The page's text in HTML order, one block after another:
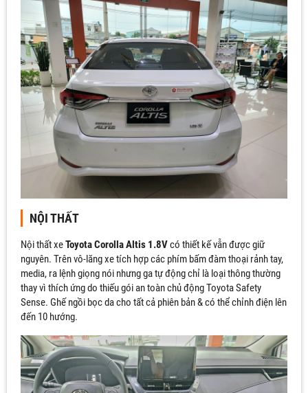
NỘI THẤT
Nội thất xeToyota Corolla Altis 1.8Vcó thiết kế vẫn được giữ
nguyên. Trên vô-lăng xe tích hợp các phím bấm đàm thoại rảnh tay,
media, ra lệnh giọng nói nhưng ga tự động chỉ là loại thông thường
thay vì thích ứng do thiếu gói an toàn chủ động Toyota Safety
Sense. Ghế ngồi bọc da cho tất cả phiên bản & có thể chỉnh điện lên
đến 10 hướng.